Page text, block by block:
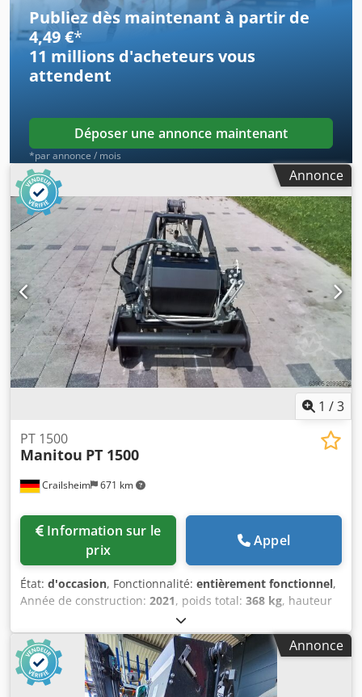
2 000 Poids (kg) : 400 Largeur (mm) : 820
Publiez dès maintenant à partir de
4,49 €*
11 millions d'acheteursvous
attendent
Déposer une annonce maintenant
*par annonce / mois
Annonce
1 /3
Crailsheim 671 km
PT 1500
Manitou PT 1500
prix
Appel
État: d'occasion, Fonctionnalité: entièrement fonctionnel,
Année de construction: 2021, poids total: 368 kg, hauteur
, longueur totale:
820 mm, capacité de charge:1 500 kg, Mât en treillis avec
treuil Chedpfx Ahjya Ixyjrsa Fabricant : Manitou Modèle :
PT 1500 Année de fabrication : 2021 Hauteur (mm) : 900
Longueur (mm) : 3 070 Capacité de levage (kg) : 1 500 Poids
Annonce